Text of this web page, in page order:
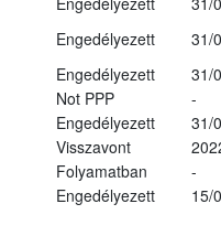
Engedélyezett
31/
Engedélyezett
31/
Not PPP
-
Engedélyezett
31/
Visszavont
Folyamatban
-
Engedélyezett
15/